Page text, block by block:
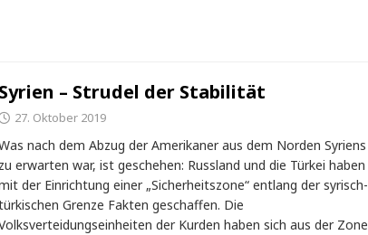
Syrien – Strudel der Stabilität
27. Oktober 2019
nach dem Abzug der Amerikaner aus dem Norden Syriens
zu erwarten war, ist geschehen: Russland und die Türkei haben
der Einrichtung einer „Sicherheitszone“ entlang der syrisch-
Grenze Fakten geschaffen. Die
der Kurden haben sich aus der Zone